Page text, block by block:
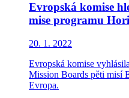
Evropská komise
mise programu
20. 1. 2022
Evropská komise
Mission Boards pěti misí
Evropa.